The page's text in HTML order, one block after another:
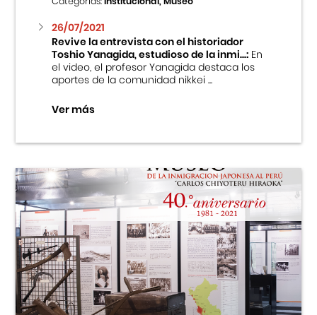
26/07/2021
Revive la entrevista con el historiador
Toshio Yanagida, estudioso de la inmi...:En
el video, el profesor Yanagida destaca los
aportes de la comunidad nikkei ...
Ver más